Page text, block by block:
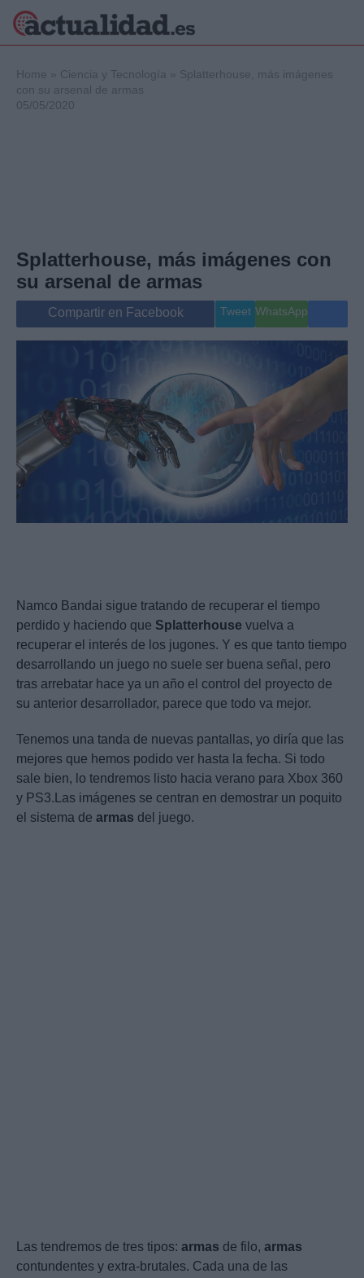
Internacional
Viajes
Gente
Musica
Home » Ciencia y Tecnología » Splatterhouse, más imágenes
con su arsenal de armas
05/05/2020
Splatterhouse, más imágenes con
su arsenal de armas
Compartir en Facebook Tweet WhatsApp
Namco Bandai sigue tratando de recuperar el tiempo
perdido y haciendo que Splatterhouse vuelva a
recuperar el interés de los jugones. Y es que tanto tiempo
desarrollando un juego no suele ser buena señal, pero
tras arrebatar hace ya un año el control del proyecto de
su anterior desarrollador, parece que todo va mejor.
Tenemos una tanda de nuevas pantallas, yo diría que las
mejores que hemos podido ver hasta la fecha. Si todo
sale bien, lo tendremos listo hacia verano para Xbox 360
y PS3.Las imágenes se centran en demostrar un poquito
el sistema de armas del juego.
Las tendremos de tres tipos: armas de filo, armas
contundentes y extra-brutales. Cada una de las